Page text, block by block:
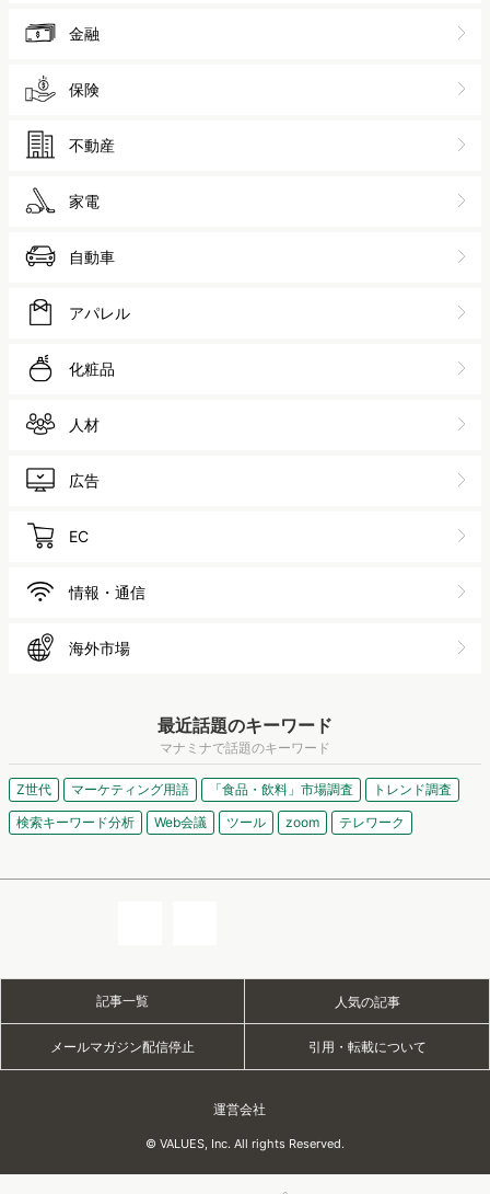
金融
保険
不動産
家電
自動車
アパレル
化粧品
人材
広告
EC
情報・通信
海外市場
最近話題のキーワード
マナミナで話題のキーワード
Z世代 マーケティング用語 「食品・飲料」市場調査
トレンド調査
検索キーワード分析
Web会議 ツール zoom テレワーク
記事一覧 人気の記事
メールマガジン配信停止 引用・転載について
運営会社
© VALUES, Inc. All rights Reserved.